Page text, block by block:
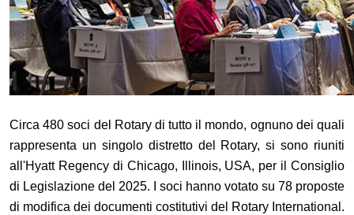
Circa 480 soci del Rotary di tutto il mondo, ognuno dei quali
rappresenta un singolo distretto del Rotary, si sono riuniti
all'Hyatt Regency di Chicago, Illinois, USA, per il Consiglio
di Legislazione del 2025. I soci hanno votato su 78 proposte
di modifica dei documenti costitutivi del Rotary International.